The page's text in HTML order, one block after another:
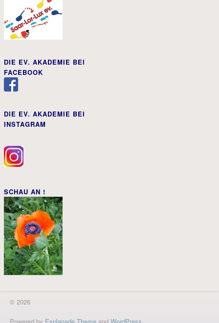
DIE EV. AKADEMIE BEI
FACEBOOK
DIE EV. AKADEMIE BEI
INSTAGRAM
SCHAU AN !
© 2026